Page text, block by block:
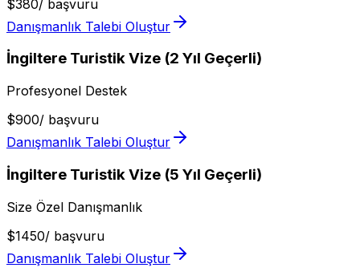
$380/ başvuru
Danışmanlık Talebi Oluştur
İngiltere Turistik Vize (2 Yıl Geçerli)
Profesyonel Destek
$900/ başvuru
Danışmanlık Talebi Oluştur
İngiltere Turistik Vize (5 Yıl Geçerli)
Size Özel Danışmanlık
$1450/ başvuru
Danışmanlık Talebi Oluştur